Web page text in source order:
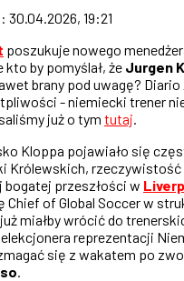
30.04.2026, 19:21
poszukuje nowego
kto by pomyślał, że Jurgen
brany pod uwagę?
- niemiecki trener
już o tym tutaj.
Kloppa pojawiało się
Królewskich, rzeczywistość
bogatej przeszłości w
Chief of Global Soccer w
miałby wrócić do
reprezentacji
się z wakatem po
.